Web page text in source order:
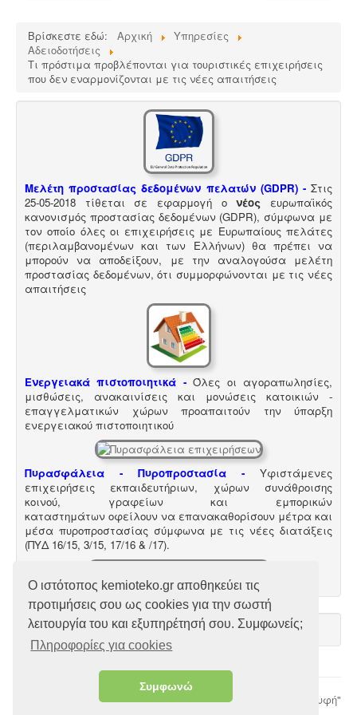
Ο ιστότοπος kemioteko.gr αποθηκεύει τις
προτιμήσεις σου ως cookies για την σωστή
λειτουργία του και εξυπηρέτησή σου. Συμφωνείς;
Πληροφορίες για cookies
Συμφωνώ
Άδεια λειτουργίας catering -
Τα catering
αδειοδοτούνται ως επαγγελματικά εργαστήρια με
προαπαιτούμενη κτηνιατρική άδεια λειτουργίας η
οποία συνοδεύεται από πλήρη μελέτη HACCP,
σύμφωνα με τον ευρωπαϊκό κανονισμό 853/2004.
Μελέτη και εγκατάσταση λιποσυλλέκτη -
Για τις
επιχειρήσεις μαζικής εστίασης, η χρήση λιποσυλλέκτη,
κατόπιν υγειονολογικής μελέτης, συμβατής με τα
πρότυπα DIN 1986-100α, EN 1825-1+2, DIN 4040-100 είναι
υποχρεωτική από την υγειονομική διάταξη Υ1γ / ΓΠ /
Σύστημα διαχείρισης ποιότητας ISO -Πολλές
επιχειρήσεις προκειμένου να είναι ελκυστικές στο
πελατειακό κοινό χρειάζεται να πιστοποιηθούν κατά
ISO. Αυτό είτε απαιτείται για δουλειές με το δημόσιο
(δημοπρασίες) ή από τη νομοθεσία (τρόφιμα-ποτά) ή
αποτελεί κανόνα της αγοράς (εξαγωγές). Κλειδί στην
διαδικασία είναι η μελέτη διαχείρισης ποιότητας.
Βρίσκεστε εδώ: Αρχική
Υπηρεσίες
Αδειοδοτήσεις
Τι πρόστιμα προβλέπονται για τουριστικές επιχειρήσεις
που δεν εναρμονίζονται με τις νέες απαιτήσεις
Μελέτη προστασίας δεδομένων πελατών (GDPR) - Στις
25-05-2018 τίθεται σε εφαρμογή ονέος ευρωπαϊκός
κανονισμός προστασίας δεδομένων (GDPR), σύμφωνα με
τον οποίο όλες οι επιχειρήσεις με Ευρωπαίους πελάτες
(περιλαμβανομένων και των Ελλήνων) θα πρέπει να
μπορούν να αποδείξουν, με την αναλογούσα μελέτη
προστασίας δεδομένων, ότι συμμορφώνονται με τις νέες
απαιτήσεις
Ενεργειακά πιστοποιητικά - Όλες οι αγοραπωλησίες,
μισθώσεις, ανακαινίσεις και μονώσεις κατοικιών -
επαγγελματικών χώρων προαπαιτούν την ύπαρξη
ενεργειακού πιστοποιητικού
Πυρασφάλεια - Πυροπροστασία -
Υφιστάμενες
επιχειρήσεις εκπαιδευτήριων, χώρων συνάθροισης
κοινού, γραφείων και εμπορικών
καταστημάτων οφείλουν να επανακαθορίσουν μέτρα και
μέσα πυροπροστασίας σύμφωνα με τις νέες διατάξεις
(ΠΥΔ 16/15, 3/15, 17/16 & /17).
ηλεκτροδότηση αγροτικών γεωτρήσεων ή
εγκαταστάσεων και την εφαρμογή χαμηλού αγροτικού
τιμολογίου είναι υποχρεωτική η έκδοση άδειας χρήσης
"Επιστροφή στη Κορυφή"
© 2026 Χριστόδουλος Ι. Χατζηλιόντος